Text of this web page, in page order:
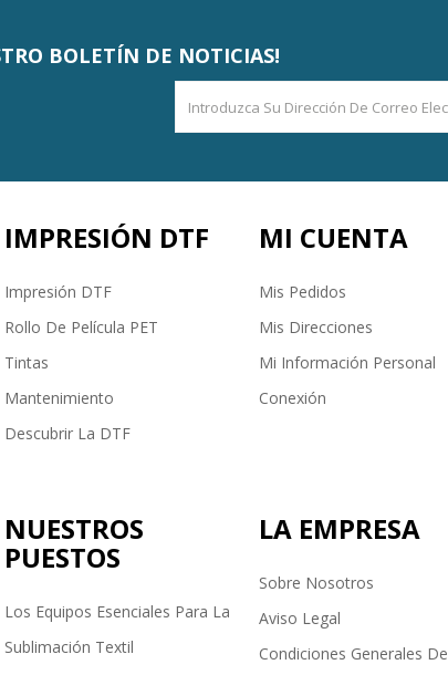
BOLETÍN DE NOTICIAS!
IMPRESIÓN DTF
Impresión DTF
Rollo De Película PET
Tintas
Mantenimiento
Descubrir La DTF
MI CUENTA
Mis Pedidos
Mis Direcciones
Mi Información Personal
Conexión
NUESTROS
PUESTOS
Los Equipos Esenciales Para La
Sublimación Textil
LA EMPRESA
Sobre Nosotros
Aviso Legal
Condiciones Generales De